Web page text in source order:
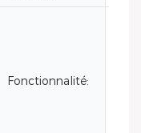
Fonctionnalité: